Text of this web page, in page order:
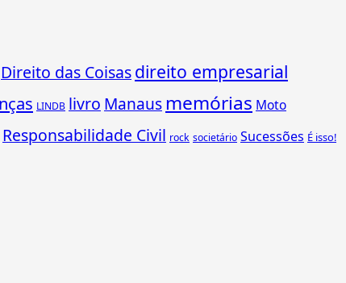
Direito das Coisasdireito empresarial
LINDB livro Manaus memórias Moto
Responsabilidade Civil rock societário Sucessões É isso!